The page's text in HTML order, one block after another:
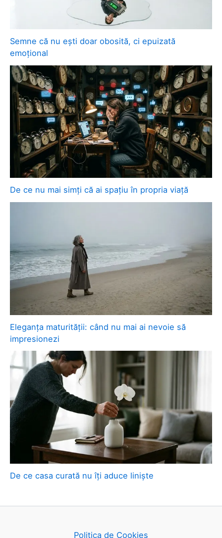
Semne că nu ești doar obosită, ci epuizată
emoțional
De ce nu mai simți că ai spațiu în propria viață
Eleganța maturității: când nu mai ai nevoie să
impresionezi
De ce casa curată nu îți aduce liniște
Politica de Cookies